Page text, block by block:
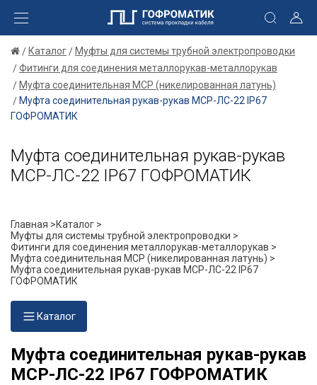
Каталог
Муфты для системы трубной электропроводки
Фитинги для соединения металлорукав-металлорукав
Муфта соединительная МСР (никелированная латунь)
Муфта соединительная рукав-рукав МСР-ЛС-22 IP67
ГОФРОМАТИК
Муфта соединительная рукав-рукав
МСР-ЛС-22 IP67 ГОФРОМАТИК
Главная >Каталог >
Муфты для системы трубной электропроводки >
Фитинги для соединения металлорукав-металлорукав >
Муфта соединительная МСР (никелированная латунь) >
Муфта соединительная рукав-рукав МСР-ЛС-22 IP67
ГОФРОМАТИК
Каталог
Муфта соединительная рукав-рукав
МСР-ЛС-22 IP67 ГОФРОМАТИК